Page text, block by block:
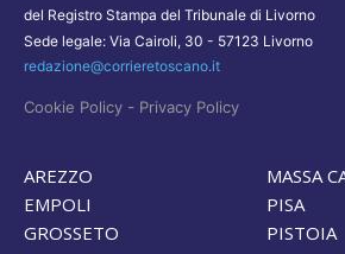
del Registro Stampa del Tribunale di Livorno
Sede legale: Via Cairoli, 30 - 57123 Livorno
redazione@corrieretoscano.it
Cookie Policy - Privacy Policy
AREZZO
EMPOLI
GROSSETO
MASSA
PISA
PISTOIA